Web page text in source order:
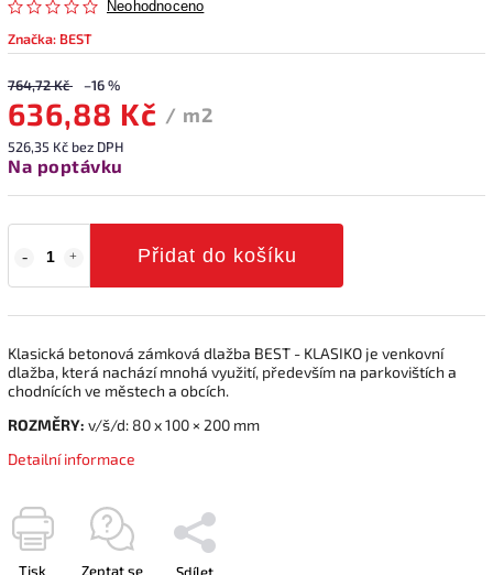
Neohodnoceno
Značka: BEST
764,72 Kč –16 %
636,88 Kč / m2
526,35 Kč bez DPH
Na poptávku
Přidat do košíku
Klasická betonová zámková dlažba BEST - KLASIKO je venkovní
dlažba, která nachází mnohá využití, především na parkovištích a
chodnících ve městech a obcích.
ROZMĚRY: v/š/d: 80 x 100 × 200 mm
Detailní informace
Tisk Zeptat se Sdílet